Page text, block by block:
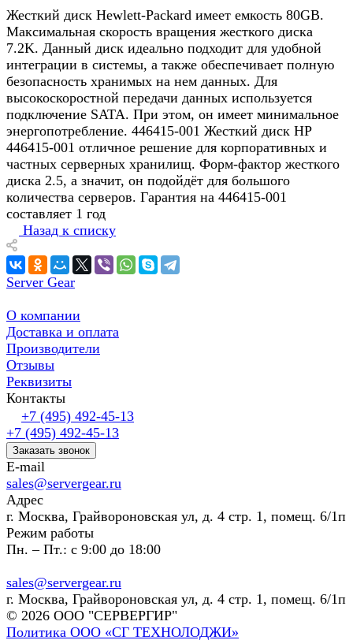
Жесткий диск Hewlett-Packard имеет емкость 80GB.
Максимальная скорость вращения жесткого диска
7.2K. Данный диск идеально подходит для удобной
интеграции в системы, а также обеспечивает полную
безопасность хранимых на нем данных. Для
высокоскоростной передачи данных используется
подключение SATA. При этом, он имеет минимальное
энергопотребление. 446415-001 Жесткий диск HP
446415-001 отличное решение для корпоративных и
частных серверных хранилищ. Форм-фактор жесткого
диска 2.5, а значит, он подойдёт для большого
количества серверов. Гарантия на 446415-001
составляет 1 год
Назад к списку
Server Gear
О компании
Доставка и оплата
Производители
Отзывы
Реквизиты
Контакты
+7 (495) 492-45-13
+7 (495) 492-45-13
Заказать звонок
E-mail
sales@servergear.ru
Адрес
г. Москва, Грайвороновская ул, д. 4 стр. 1, помещ. 6/1п
Режим работы
Пн. – Пт.: с 9:00 до 18:00
sales@servergear.ru
г. Москва, Грайвороновская ул, д. 4 стр. 1, помещ. 6/1п
© 2026 ООО "СЕРВЕРГИР"
Политика ООО «СГ ТЕХНОЛОДЖИ»